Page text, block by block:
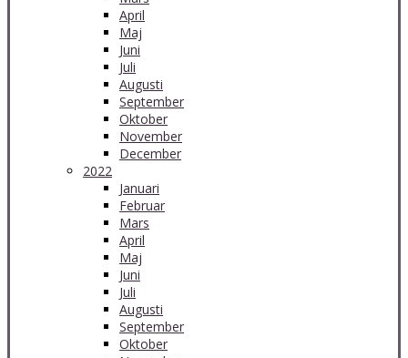
April
Maj
Juni
Juli
Augusti
September
Oktober
November
December
2022
Januari
Februar
Mars
April
Maj
Juni
Juli
Augusti
September
Oktober